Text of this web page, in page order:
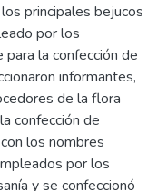
principales bejucos
por los
la confección de
informantes,
de la flora
confección de
los nombres
por los
y se confeccionó